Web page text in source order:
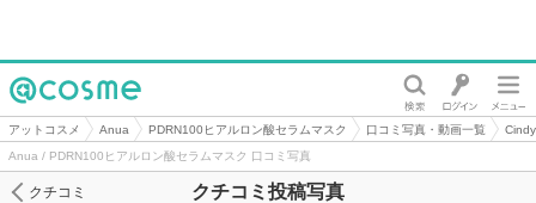
@cosme
アットコスメ Anua PDRN100ヒアルロン酸セラムマスク 口コミ写真・動画一覧
Anua / PDRN100ヒアルロン酸セラムマスク 口コミ写真
クチコミ投稿写真
クチコミ